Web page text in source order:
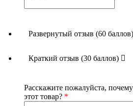
Развернутый отзыв (60 баллов)
Краткий отзыв (30 баллов)
Расскажите пожалуйста,
этот товар? *